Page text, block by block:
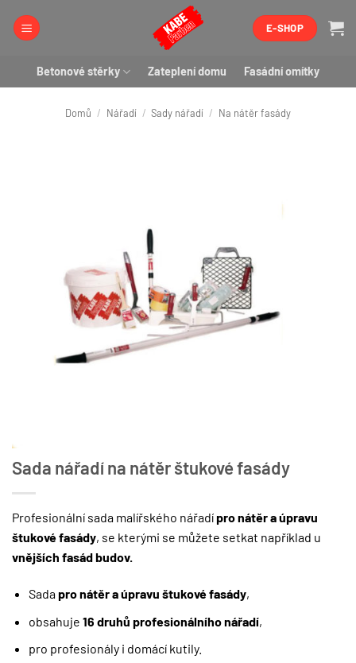
E-SHOP
Betonové stěrky Zateplení domu Fasádní omítky
Domů / Nářadí / Sady nářadí / Na nátěr fasády
Sada nářadí na nátěr štukové fasády
Profesionální sada malířského nářadípro nátěr a úpravu
štukové fasády, se kterými se můžete setkat například u
vnějších fasád budov.
Sadapro nátěr a úpravu štukové fasády,
obsahuje 16 druhů profesionálního nářadí,
pro profesionály i domácí kutily.